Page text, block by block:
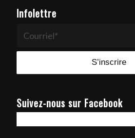
Infolettre
Suivez-nous sur Facebook